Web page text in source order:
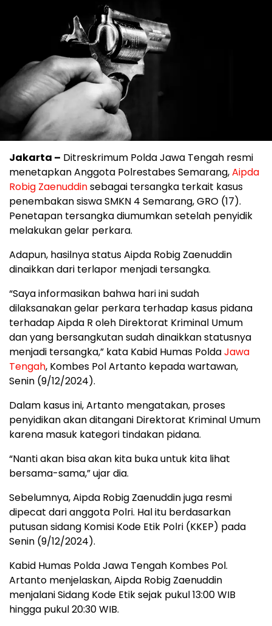
Jakarta – Ditreskrimum Polda Jawa Tengah resmi
menetapkan Anggota Polrestabes Semarang,Aipda
Robig Zaenuddinsebagai tersangka terkait kasus
penembakan siswa SMKN 4 Semarang, GRO (17).
Penetapan tersangka diumumkan setelah penyidik
melakukan gelar perkara.
Adapun, hasilnya status Aipda Robig Zaenuddin
dinaikkan dari terlapor menjadi tersangka.
“Saya informasikan bahwa hari ini sudah
dilaksanakan gelar perkara terhadap kasus pidana
terhadap Aipda R oleh Direktorat Kriminal Umum
dan yang bersangkutan sudah dinaikkan statusnya
menjadi tersangka,” kata Kabid Humas PoldaJawa
Tengah, Kombes Pol Artanto kepada wartawan,
Senin (9/12/2024).
Dalam kasus ini, Artanto mengatakan, proses
penyidikan akan ditangani Direktorat Kriminal Umum
karena masuk kategori tindakan pidana.
“Nanti akan bisa akan kita buka untuk kita lihat
bersama-sama,” ujar dia.
Sebelumnya, Aipda Robig Zaenuddin juga resmi
dipecat dari anggota Polri. Hal itu berdasarkan
putusan sidang Komisi Kode Etik Polri (KKEP) pada
Senin (9/12/2024).
Kabid Humas Polda Jawa Tengah Kombes Pol.
Artanto menjelaskan, Aipda Robig Zaenuddin
menjalani Sidang Kode Etik sejak pukul 13:00 WIB
hingga pukul 20:30 WIB.